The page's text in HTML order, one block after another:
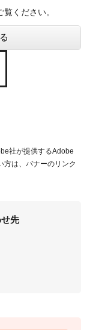
覧ください。
社が提供するAdobe
は、バナーのリンク
先